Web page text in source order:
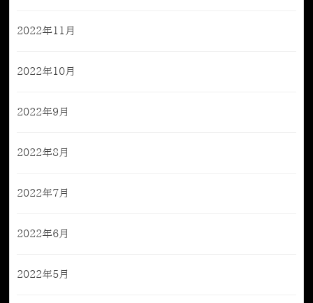
2022年11月
2022年10月
2022年9月
2022年8月
2022年7月
2022年6月
2022年5月